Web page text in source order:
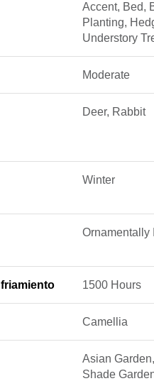
Accent, Bed,
Planting,
Understory
Moderate
Deer, Rabbit
Winter
Ornamentally
1500 Hours
Camellia
Asian
Shade